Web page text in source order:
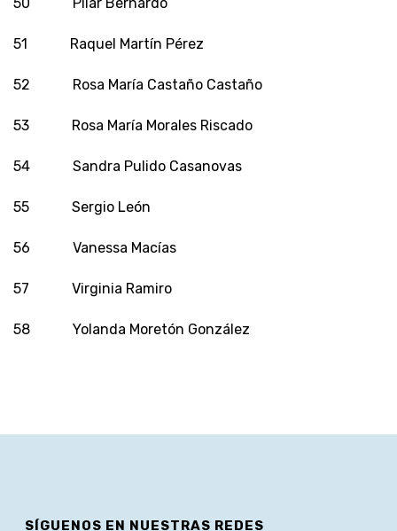
51 Raquel Martín Pérez
52 Rosa María Castaño Castaño
53 Rosa María Morales Riscado
54 Sandra Pulido Casanovas
55 Sergio León
56 Vanessa Macías
57 Virginia Ramiro
58 Yolanda Moretón González
SÍGUENOS EN NUESTRAS REDES